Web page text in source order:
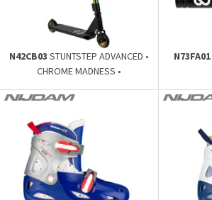
N42CB03 STUNTSTEP ADVANCED •
CHROME MADNESS •
N73FA01